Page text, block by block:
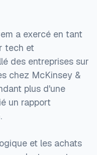
a exercé en tant
tech et
des entreprises sur
chez McKinsey &
plus d'une
un rapport
et les achats